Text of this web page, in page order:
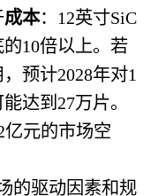
成本​：12英寸SiC
10倍以上。若
预计2028年对1
达到27万片。
亿元的市场空
的驱动因素和规